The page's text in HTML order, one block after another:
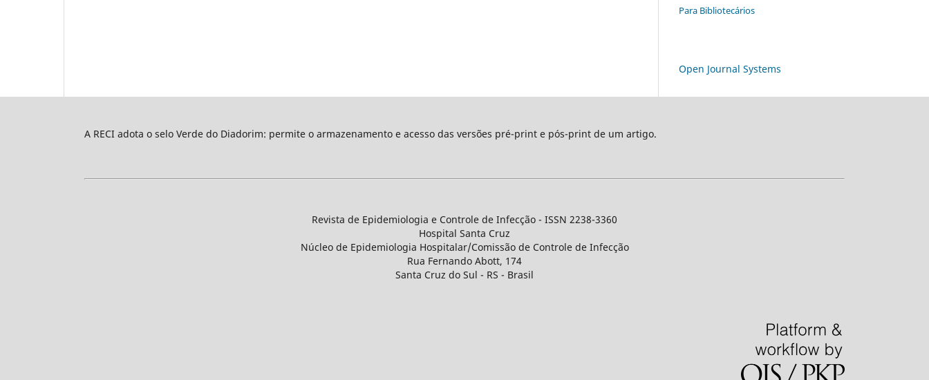
Para Bibliotecários
Open Journal Systems
A RECI adota o selo Verde do Diadorim: permite o armazenamento e acesso das versões pré-print e pós-print de um artigo.
Revista de Epidemiologia e Controle de Infecção - ISSN 2238-3360
Hospital Santa Cruz
Núcleo de Epidemiologia Hospitalar/Comissão de Controle de Infecção
Rua Fernando Abott, 174
Santa Cruz do Sul - RS - Brasil